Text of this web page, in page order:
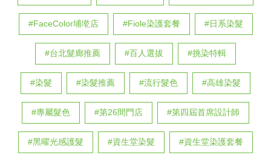
#FaceColor埔墘店 #Fiole染護套餐 #日系染髮
#台北髮廊推薦 #百人選拔 #挑染特輯
#染髮 #染髮推薦 #流行髮色 #高雄染髮
#專屬髮色 #第26間門店 #第四屆首席設計師
#黑曜光感護髮 #資生堂染髮 #資生堂染護套餐